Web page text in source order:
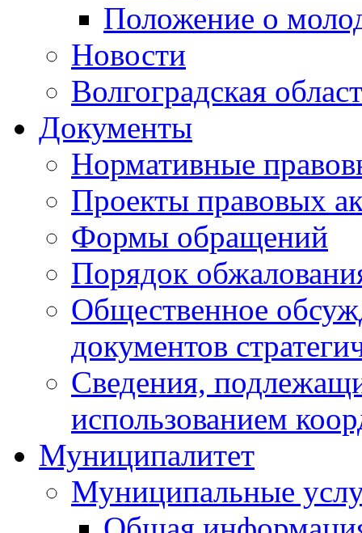
Положение о
Новости
Волгоградская
Документы
Нормативные
Проекты правовых
Формы обращений
Порядок
Общественное
документов
Сведения,
использованием
Муниципалитет
Муниципальные